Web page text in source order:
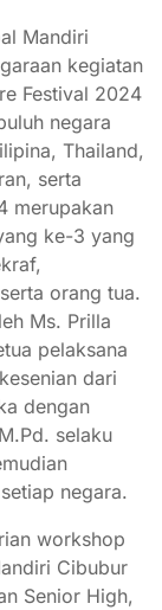
Mandiri
kegiatan
Festival 2024
negara
Thailand,
serta
merupakan
ke-3 yang
orang tua.
Ms. Prilla
pelaksana
dari
dengan
selaku
negara.
workshop
Cibubur
Senior High,